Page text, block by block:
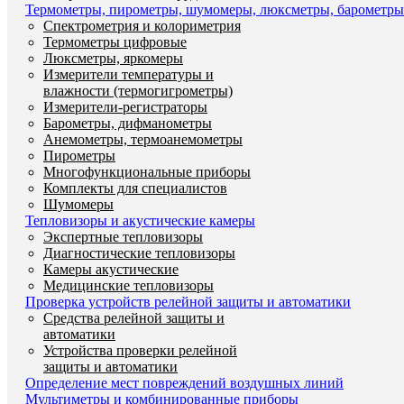
Термометры, пирометры, шумомеры, люксметры, барометры
Спектрометрия и колориметрия
Термометры цифровые
Люксметры, яркомеры
Измерители температуры и
влажности (термогигрометры)
Измерители-регистраторы
Барометры, дифманометры
Анемометры, термоанемометры
Пирометры
Многофункциональные приборы
Комплекты для специалистов
Шумомеры
Тепловизоры и акустические камеры
Экспертные тепловизоры
Диагностические тепловизоры
Камеры акустические
Медицинские тепловизоры
Проверка устройств релейной защиты и автоматики
Средства релейной защиты и
автоматики
Устройства проверки релейной
защиты и автоматики
Определение мест повреждений воздушных линий
Мультиметры и комбинированные приборы